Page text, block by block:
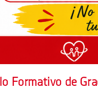
Formativo de